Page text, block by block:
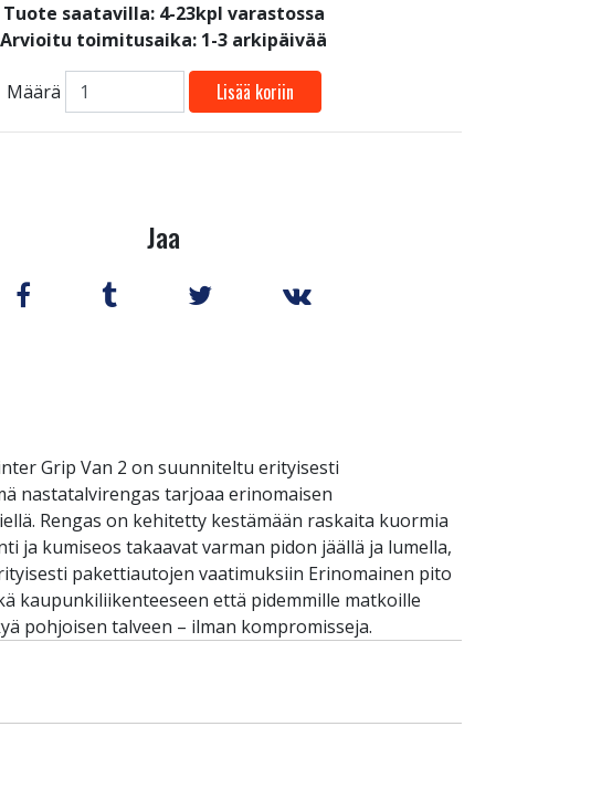
Tuote saatavilla: 4-23kpl varastossa
Arvioitu toimitusaika: 1-3 arkipäivää
Määrä Lisää koriin
Jaa
Grip Van 2 on suunniteltu erityisesti
nastatalvirengas tarjoaa erinomaisen
Rengas on kehitetty kestämään raskaita kuormia
ja kumiseos takaavat varman pidon jäällä ja lumella,
pakettiautojen vaatimuksiin Erinomainen pito
kaupunkiliikenteeseen että pidemmille matkoille
pohjoisen talveen – ilman kompromisseja.